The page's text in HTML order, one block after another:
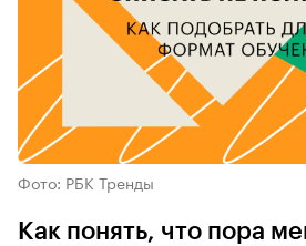
Фото: РБК Тренды
Как понять, что пора